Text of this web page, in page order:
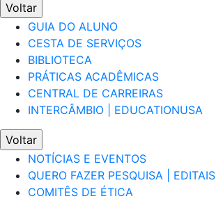
Voltar
GUIA DO ALUNO
CESTA DE SERVIÇOS
BIBLIOTECA
PRÁTICAS ACADÊMICAS
CENTRAL DE CARREIRAS
INTERCÂMBIO | EDUCATIONUSA
Voltar
NOTÍCIAS E EVENTOS
QUERO FAZER PESQUISA | EDITAIS
COMITÊS DE ÉTICA